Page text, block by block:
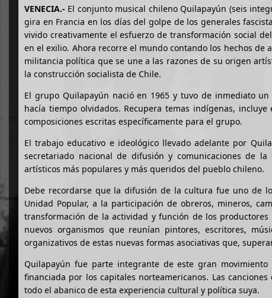
VENECIA.- El conjunto musical chileno Quilapayún (seis
gira en Francia en los días del golpe de los generales
vivido creativamente el esfuerzo de transformación social
en el exilio. Ahora recorre el mundo contando los hechos
militancia política que se une a las razones de su origen
la construcción socialista de Chile.
El grupo Quilapayún nació en 1965 y tuvo de inmediato
hacía tiempo olvidados. Recupera temas indígenas,
composiciones escritas específicamente para el grupo.
El trabajo educativo e ideológico llevado adelante por
secretariado nacional de difusión y comunicaciones de
artísticos más populares y más queridos del pueblo chileno.
Debe recordarse que la difusión de la cultura fue uno de
Unidad Popular, a la participación de obreros, mineros,
transformación de la actividad y función de los
nuevos organismos que reunían pintores, escritores,
organizativos de estas nuevas formas asociativas que,
Quilapayún fue parte integrante de este gran
financiada por los capitales norteamericanos. Las
todo el abanico de esta experiencia cultural y política suya.